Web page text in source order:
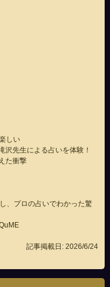
しい
沢先生による占いを体験！
た衝撃
、プロの占いでわかった驚
記事掲載日: 2026/6/24